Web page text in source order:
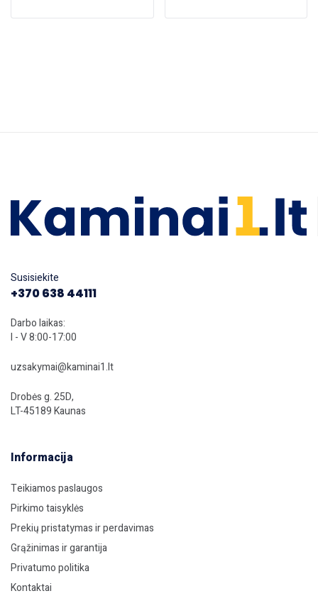
Susisiekite
+370 638 44111
Darbo laikas:
I - V 8:00-17:00
uzsakymai@kaminai1.lt
Drobės g. 25D,
LT-45189 Kaunas
Informacija
Teikiamos paslaugos
Pirkimo taisyklės
Prekių pristatymas ir perdavimas
Grąžinimas ir garantija
Privatumo politika
Kontaktai